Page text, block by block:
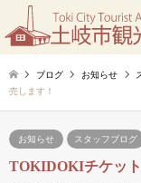
ブログ お知らせ
売します！
お知らせ スタッフブログ
TOKIDOKIチケット